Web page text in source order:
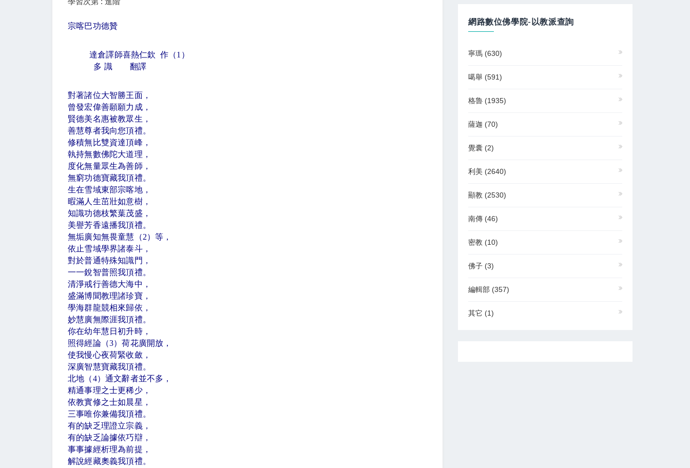
宗喀巴功德贊
達倉譯師喜熱仁欽 作（1 ）
多 識
翻譯
對著諸位大智勝王面，
曾發宏偉善願願力成，
賢德美名惠被教眾生，
善慧尊者我向您頂禮。
修積無比雙資達頂峰，
執持無數佛陀大道理，
度化無量眾生為善師，
無窮功德寶藏我頂禮。
生在雪域東部宗喀地，
暇滿人生茁壯如意樹，
知識功德枝繁葉茂盛，
美譽芳香遠播我頂禮。
無垢廣知無畏童慧（2）等，
依止雪域學界諸泰斗，
對於普通特殊知識門，
一一銳智普照我頂禮。
清淨戒行善德大海中，
盛滿博聞教理諸珍寶，
學海群龍競相來歸依，
妙慧廣無際涯我頂禮。
你在幼年慧日初升時，
照得經論（3）荷花廣開放，
使我慢心夜荷緊收斂，
深廣智慧寶藏我頂禮。
北地（4）通文辭者並不多，
精通事理之士更稀少，
依教實修之士如晨星，
三事唯你兼備我頂禮。
有的缺乏理證立宗義，
有的缺乏論據依巧辯，
事事據經析理為前提，
解說經藏奧義我頂禮。
網路數位佛學院-以教派查詢
寧瑪 (630)
噶舉 (591)
格魯 (1935)
薩迦 (70)
覺囊 (2)
利美 (2640)
顯教 (2530)
南傳 (46)
密教 (10)
佛子 (3)
編輯部 (357)
其它 (1)